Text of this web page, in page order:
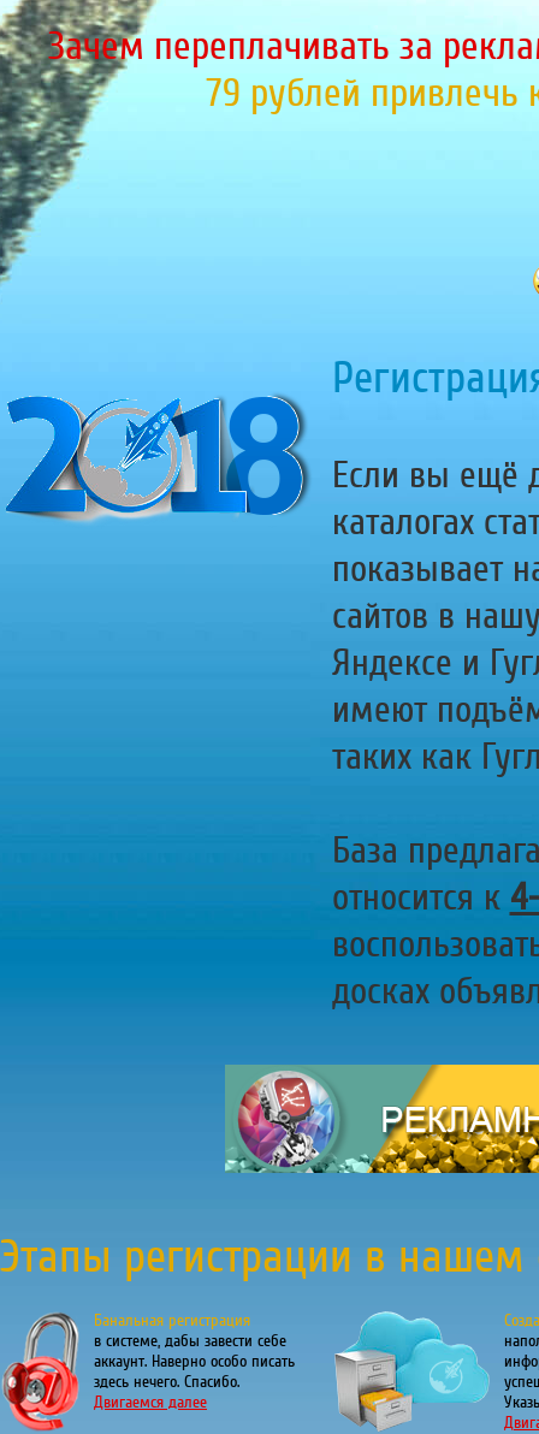
Зачем переплачивать за
79 рублей
Если вы ещё
каталогах
показывает
сайтов в
Яндексе и
имеют
таких как
База
относится к
досках
Этапы регистрации в нашем
Банальная регистрация
в системе, дабы завести себе
аккаунт. Наверно особо писать
здесь нечего. Спасибо.
Двигаемся далее